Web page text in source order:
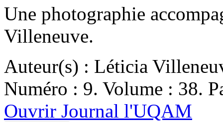
Une photographie
Villeneuve.
Auteur(s) : Léticia
Numéro : 9. Volume : 38.
Ouvrir Journal l'UQAM